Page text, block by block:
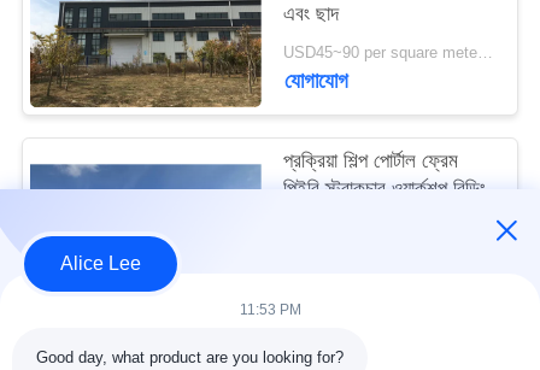
গোপনীয়তা
নীতি
এবং ছাদ
USD45~90 per square meter MOQ:1000 বর্গ মিটার
যোগাযোগ
প্রক্রিয়া শিল্প পোর্টাল ফ্রেম
পিইবি স্ট্রাকচার ওয়ার্কশপ বিল্ডিং
Alice Lee
11:53 PM
Good day, what product are you looking for?